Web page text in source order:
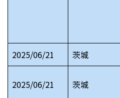
2025/06/21 茨城
2025/06/21 茨城